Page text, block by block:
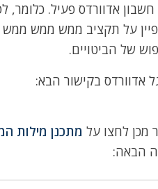
אדוורדס פעיל. כלומר,
על תקציב ממש ממש ממש
אדוורדס בקישור הבא:
מכן לחצו על מתכנן מילות
הבאה: